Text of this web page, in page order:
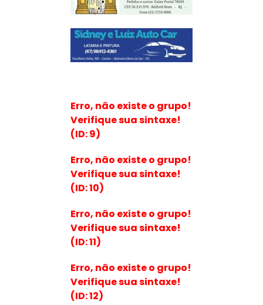
Erro, não existe o grupo!
Verifique sua sintaxe!
(ID: 9)
Erro, não existe o grupo!
Verifique sua sintaxe!
(ID: 10)
Erro, não existe o grupo!
Verifique sua sintaxe!
(ID: 11)
Erro, não existe o grupo!
Verifique sua sintaxe!
(ID: 12)